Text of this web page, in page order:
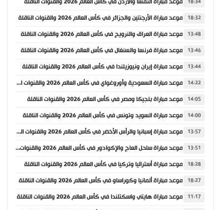
18:32 موعد مباراة الأرجنتين والجزائر في كأس العالم 2026 والقنوات الناقلة
13:48 موعد مباراة العراق والنرويج في كأس العالم 2026 والقنوات الناقلة
13:46 موعد مباراة فرنسا والسنغال في كأس العالم 2026 والقنوات الناقلة
13:44 موعد مباراة إيران ونيوزيلندا في كأس العالم 2026 والقنوات الناقلة
14:22 موعد مباراة السعودية وأوروغواي في كأس العالم 2026 والقنوات الناقلة
14:05 موعد مباراة بلجيكا ومصر في كأس العالم 2026 والقنوات الناقلة
14:00 موعد مباراة السويد وتونس في كأس العالم 2026 والقنوات الناقلة
13:57 موعد مباراة إسبانيا والرأس الأخضر في كأس العالم 2026 والقنوات الناقلة
13:51 موعد مباراة ساحل العاج والإكوادور في كأس العالم 2026 والقنوات الناقلة
18:28 موعد مباراة أستراليا وتركيا في كأس العالم 2026 والقنوات الناقلة
18:27 موعد مباراة ألمانيا وكوراساو في كأس العالم 2026 والقنوات الناقلة
11:17 موعد مباراة هايتي واسكتلندا في كأس العالم 2026 والقنوات الناقلة